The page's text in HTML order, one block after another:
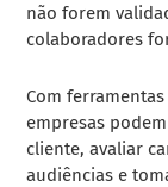
não forem
colaboradores
Com
empresas
cliente, avaliar
audiências e